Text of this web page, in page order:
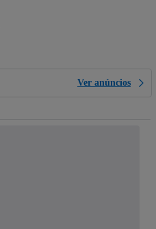
Ver anúncios